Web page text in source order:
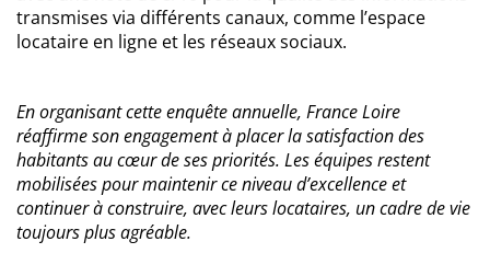
transmises via différents canaux, comme l’espace
locataire en ligne et les réseaux sociaux.
En organisant cette enquête annuelle, France Loire
réaffirme son engagement à placer la satisfaction des
habitants au cœur de ses priorités. Les équipes restent
mobilisées pour maintenir ce niveau d’excellence et
continuer à construire, avec leurs locataires, un cadre de vie
toujours plus agréable.